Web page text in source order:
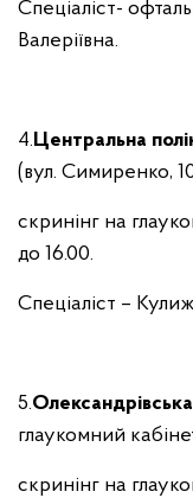
Спеціаліст-
Валеріївна.
4.Центральна
(вул. Симиренко,
скринінг на
до 16.00.
Спеціаліст –
5.
глаукомний
скринінг на